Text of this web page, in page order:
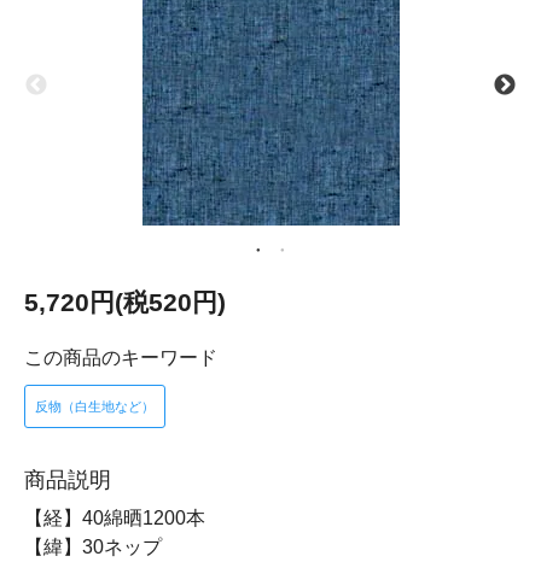
5,720円(税520円)
この商品のキーワード
反物（白生地など）
商品説明
【経】40綿晒1200本
【緯】30ネップ